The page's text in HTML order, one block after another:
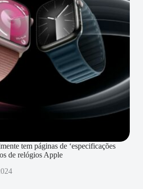
tem páginas de ‘especificações
de relógios Apple